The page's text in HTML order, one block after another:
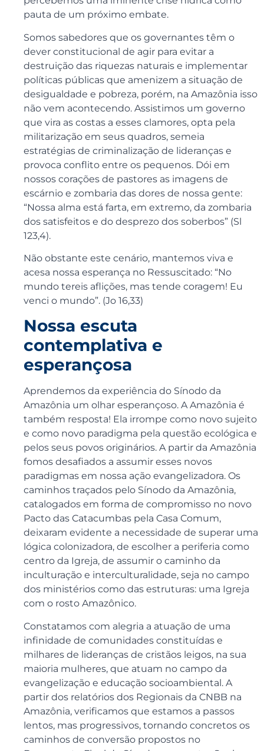
pauta de um próximo embate.
Somos sabedores que os governantes têm o
dever constitucional de agir para evitar a
destruição das riquezas naturais e implementar
políticas públicas que amenizem a situação de
desigualdade e pobreza, porém, na Amazônia isso
não vem acontecendo. Assistimos um governo
que vira as costas a esses clamores, opta pela
militarização em seus quadros, semeia
estratégias de criminalização de lideranças e
provoca conflito entre os pequenos. Dói em
nossos corações de pastores as imagens de
escárnio e zombaria das dores de nossa gente:
“Nossa alma está farta, em extremo, da zombaria
dos satisfeitos e do desprezo dos soberbos” (Sl
123,4).
Não obstante este cenário, mantemos viva e
acesa nossa esperança no Ressuscitado: “No
mundo tereis aflições, mas tende coragem! Eu
venci o mundo”. (Jo 16,33)
Nossa escuta
contemplativa e
esperançosa
Aprendemos da experiência do Sínodo da
Amazônia um olhar esperançoso. A Amazônia é
também resposta! Ela irrompe como novo sujeito
e como novo paradigma pela questão ecológica e
pelos seus povos originários. A partir da Amazônia
fomos desafiados a assumir esses novos
paradigmas em nossa ação evangelizadora. Os
caminhos traçados pelo Sínodo da Amazônia,
catalogados em forma de compromisso no novo
Pacto das Catacumbas pela Casa Comum,
deixaram evidente a necessidade de superar uma
lógica colonizadora, de escolher a periferia como
centro da Igreja, de assumir o caminho da
inculturação e interculturalidade, seja no campo
dos ministérios como das estruturas: uma Igreja
com o rosto Amazônico.
Constatamos com alegria a atuação de uma
infinidade de comunidades constituídas e
milhares de lideranças de cristãos leigos, na sua
maioria mulheres, que atuam no campo da
evangelização e educação socioambiental. A
partir dos relatórios dos Regionais da CNBB na
Amazônia, verificamos que estamos a passos
lentos, mas progressivos, tornando concretos os
caminhos de conversão propostos no